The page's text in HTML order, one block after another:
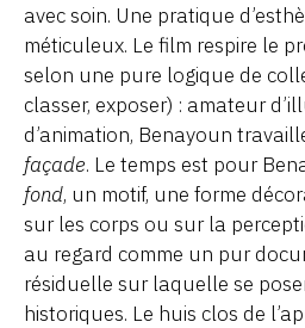
avec soin. Une pratique
méticuleux. Le film respire le
selon une pure logique de
classer, exposer) : amateur
d’animation, Benayoun
façade. Le temps est pour
fond, un motif, une forme
sur les corps ou sur la
au regard comme un pur
résiduelle sur laquelle se
historiques. Le huis clos de